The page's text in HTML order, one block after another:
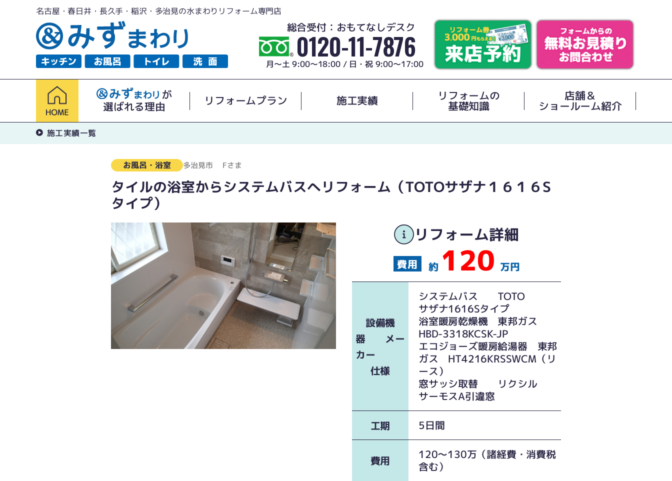
名古屋・春日井・長久手・稲沢・多治見の水まわりリフォーム専門店
総合受付：おもてなしデスク
0120-11-7876
月～土 9:00～18:00 / 日・祝 9:00～17:00
が
選ばれる理由
リフォームプラン 施工実績 リフォームの
基礎知識
店舗＆
ショールーム紹介
施工実績一覧
お風呂・浴室 多治見市 Fさま
タイルの浴室からシステムバスへリフォーム（TOTOサザナ１６１６S
タイプ）
リフォーム詳細
約 120 万円
設備機
器 メー
カー
仕様
システムバス TOTO
サザナ1616Sタイプ
浴室暖房乾燥機 東邦ガス
HBD-3318KCSK-JP
エコジョーズ暖房給湯器 東邦
ガス HT4216KRSSWCM（リ
ース）
窓サッシ取替 リクシル
サーモスA引違窓
工期 5日間
費用
120～130万（諸経費・消費税
含む）